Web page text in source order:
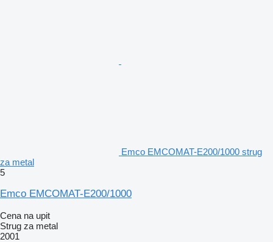
Emco EMCOMAT-E200/1000 strug
za metal
5
Emco EMCOMAT-E200/1000
Cena na upit
Strug za metal
2001